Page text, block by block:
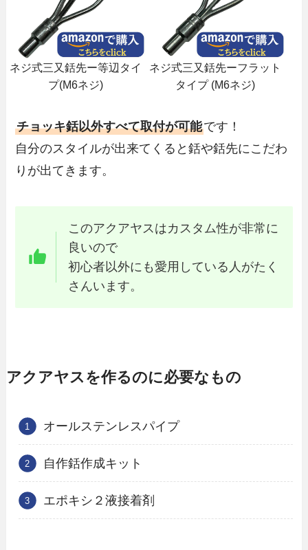
ネジ式三又銛先ー等辺タイ
プ(M6ネジ)
ネジ式三又銛先ーフラット
タイプ (M6ネジ)
チョッキ銛以外すべて取付が可能です！
自分のスタイルが出来てくると銛や銛先にこだわ
りが出てきます。
このアクアヤスはカスタム性が非常に
良いので
初心者以外にも愛用している人がたく
さんいます。
アクアヤスを作るのに必要なもの
オールステンレスパイプ
自作銛作成キット
エポキシ２液接着剤